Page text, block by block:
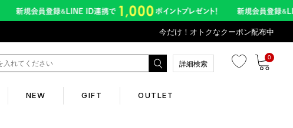
今だけ！オトクなクーポン配布中
詳細検索
0
NEW GIFT OUTLET